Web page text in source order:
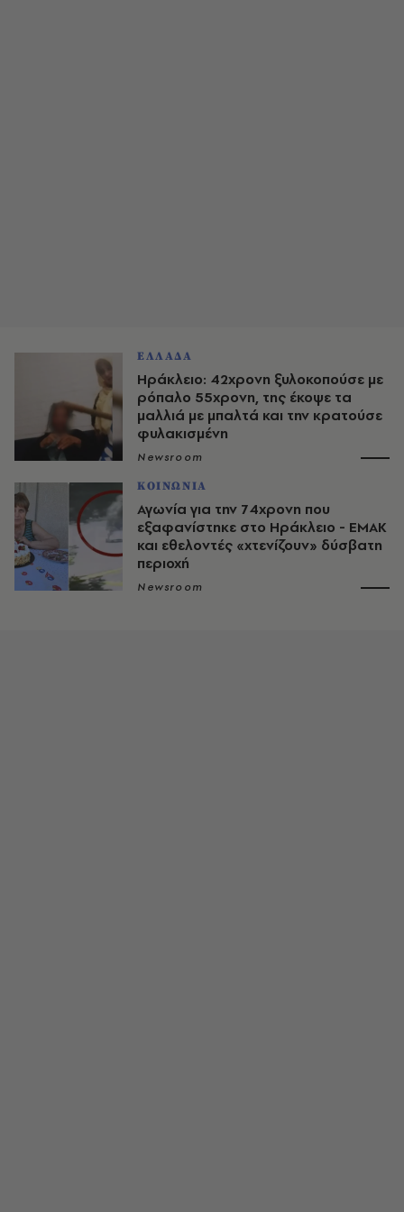
ΕΛΛΑΔΑ
Ηράκλειο: 42χρονη ξυλοκοπούσε με
ρόπαλο 55χρονη, της έκοψε τα
μαλλιά με μπαλτά και την κρατούσε
φυλακισμένη
Newsroom
ΚΟΙΝΩΝΙΑ
Αγωνία για την 74χρονη που
εξαφανίστηκε στο Ηράκλειο - ΕΜΑΚ
και εθελοντές «χτενίζουν» δύσβατη
περιοχή
Newsroom